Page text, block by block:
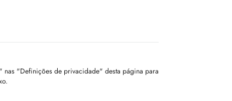
nas "Definições de privacidade" desta página para